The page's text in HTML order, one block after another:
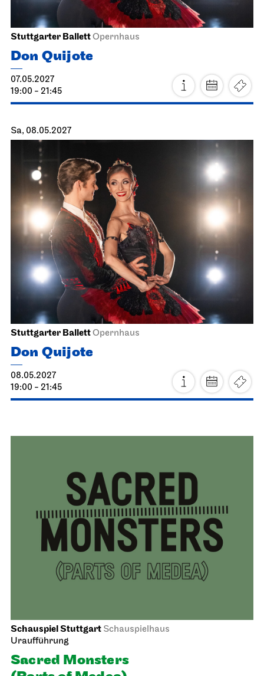
Staatsoper Stuttgart
Zum letzten Mal in dieser Spielzeit, Familienvorstellung
Die drei ??? und das
Spiegelkabinett
17.04.2027
11:00
Staatsoper Stuttgart Opernhaus
17.04.2027